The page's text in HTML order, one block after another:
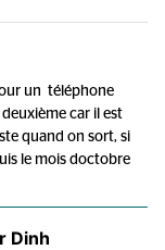
un téléphone
car il est
quand on sort, si
le mois doctobre
Dinh